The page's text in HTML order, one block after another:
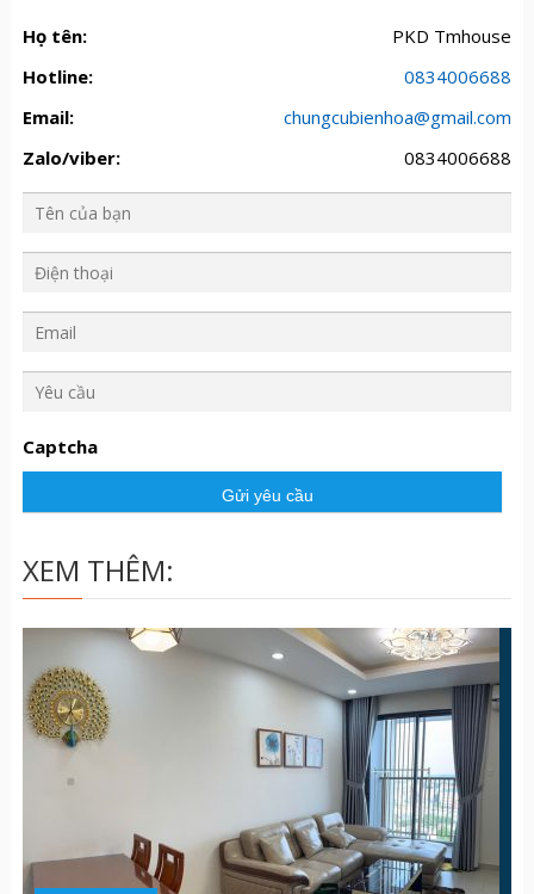
Họ tên:
PKD Tmhouse
Hotline:
0834006688
Email:
chungcubienhoa@gmail.com
Zalo/viber:
0834006688
c
ầ
Captcha
XEM THÊM: